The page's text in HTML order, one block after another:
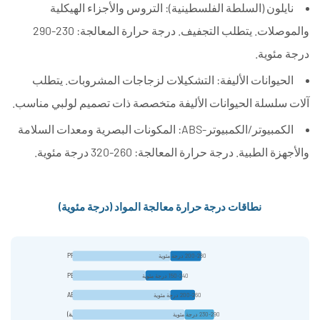
نايلون (السلطة الفلسطينية): التروس والأجزاء الهيكلية
والموصلات. يتطلب التجفيف. درجة حرارة المعالجة: 230-290
درجة مئوية.
الحيوانات الأليفة: التشكيلات لزجاجات المشروبات. يتطلب
آلات سلسلة الحيوانات الأليفة متخصصة ذات تصميم لولبي مناسب.
الكمبيوتر/الكمبيوتر-ABS:
المكونات البصرية ومعدات السلامة
والأجهزة الطبية. درجة حرارة المعالجة: 260-320 درجة مئوية.
نطاقات درجة حرارة معالجة المواد (درجة مئوية)
PP 200-280 درجة مئوية
PE 150-240 درجة مئوية
ABS 200-260 درجة مئوية
نايلون (السلطة الفلسطينية) 230-290 درجة مئوية